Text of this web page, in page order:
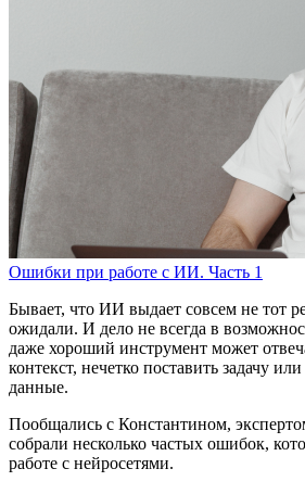
Ошибки при работе с ИИ. Часть 1
Бывает, что ИИ выдает совсем не тот
ожидали. И дело не всегда в
даже хороший инструмент может
контекст, нечетко поставить задачу
данные.
Пообщались с Константином,
собрали несколько частых ошибок,
работе с нейросетями.